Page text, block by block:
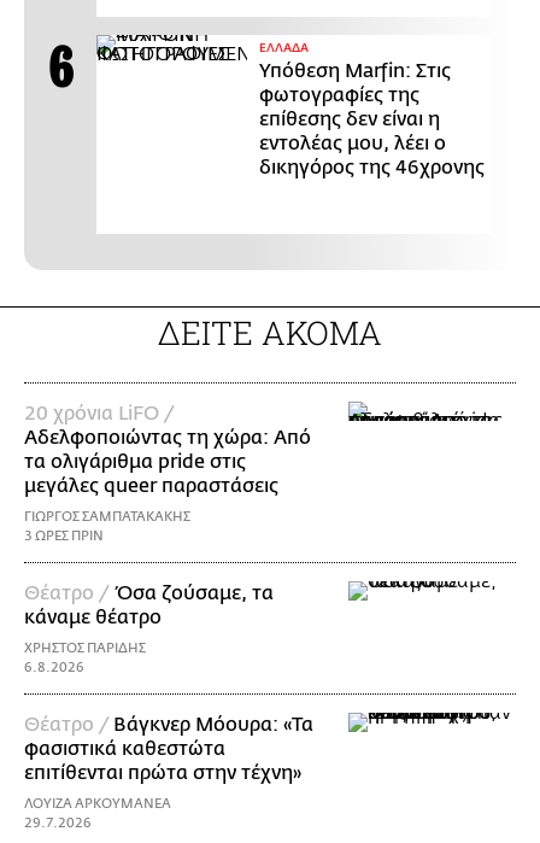
ΕΛΛΑΔΑ
Υπόθεση Marfin: Στις
φωτογραφίες της
επίθεσης δεν είναι η
εντολέας μου, λέει ο
δικηγόρος της 46χρονης
ΔΕΙΤΕ ΑΚΟΜΑ
20 χρόνια LiFO /
Αδελφοποιώντας τη χώρα: Από
τα ολιγάριθμα pride στις
μεγάλες queer παραστάσεις
ΓΙΩΡΓΟΣ ΣΑΜΠΑΤΑΚΑΚΗΣ
3 ΩΡΕΣ ΠΡΙΝ
Θέατρο /Όσα ζούσαμε, τα
κάναμε θέατρο
ΧΡΗΣΤΟΣ ΠΑΡΙΔΗΣ
6.8.2026
Θέατρο / Βάγκνερ Μόουρα: «Τα
φασιστικά καθεστώτα
επιτίθενται πρώτα στην τέχνη»
ΛΟΥΙΖΑ ΑΡΚΟΥΜΑΝΕΑ
29.7.2026